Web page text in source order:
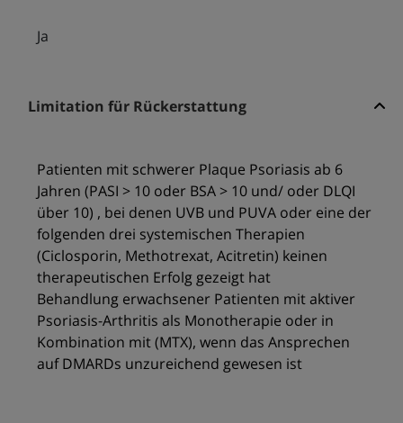
Ja
Limitation für Rückerstattung
Patienten mit schwerer Plaque Psoriasis ab 6
Jahren (PASI > 10 oder BSA > 10 und/ oder DLQI
über 10) , bei denen UVB und PUVA oder eine der
folgenden drei systemischen Therapien
(Ciclosporin, Methotrexat, Acitretin) keinen
therapeutischen Erfolg gezeigt hat
Behandlung erwachsener Patienten mit aktiver
Psoriasis-Arthritis als Monotherapie oder in
Kombination mit (MTX), wenn das Ansprechen
auf DMARDs unzureichend gewesen ist